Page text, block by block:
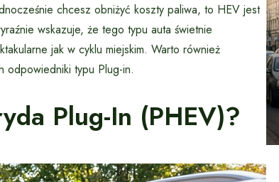
chcesz obniżyć koszty paliwa, to HEV jest
wskazuje, że tego typu auta świetnie
jak w cyklu miejskim. Warto również
odpowiedniki typu Plug-in.
Plug-In (PHEV)?